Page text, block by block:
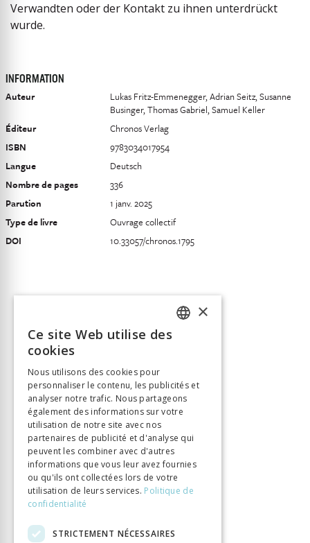
Verwandten oder der Kontakt zu ihnen unterdrückt
wurde.
INFORMATION
Auteur
Lukas Fritz-Emmenegger, Adrian Seitz, Susanne
Businger, Thomas Gabriel, Samuel Keller
Éditeur
Chronos Verlag
ISBN
9783034017954
Langue
Deutsch
Nombre de pages
336
Parution
1 janv. 2025
Type de livre
Ouvrage collectif
DOI
10.33057/chronos.1795
ITALIAN
×
Ce site Web utilise des
cookies
Nous utilisons des cookies pour
personnaliser le contenu, les publicités et
analyser notre trafic. Nous partageons
également des informations sur votre
utilisation de notre site avec nos
partenaires de publicité et d'analyse qui
peuvent les combiner avec d'autres
informations que vous leur avez fournies
ou qu'ils ont collectées lors de votre
utilisation de leurs services. Politique de
confidentialité
STRICTEMENT NÉCESSAIRES